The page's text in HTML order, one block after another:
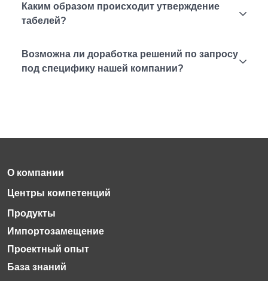
Каким образом происходит утверждение
табелей?
Возможна ли доработка решений по запросу
под специфику нашей компании?
Импортозамещение
Проектный опыт
База знаний